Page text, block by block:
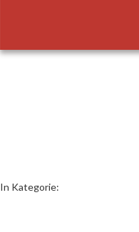
In Kategorie: